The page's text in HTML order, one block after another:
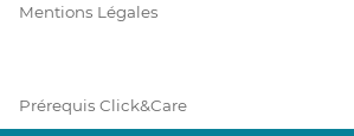
Mentions Légales
Prérequis Click&Care